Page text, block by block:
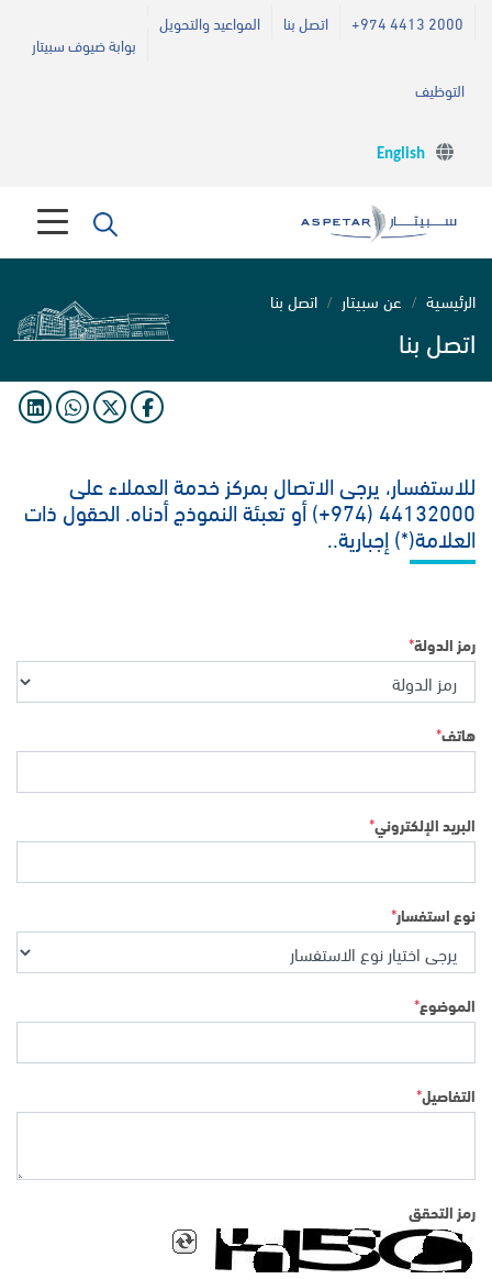
+974 4413 2000 اتصل بنا
المواعيد والتحويل
بوابة ضيوف سبيتار
التوظيف
English
الرئيسية عن سبيتار اتصل بنا
اتصل بنا
للاستفسار، يرجى الاتصال بمركز خدمة العملاء على
44132000 (974+) أو تعبئة النموذج أدناه. الحقول ذات
العلامة(*) إجبارية..
رمز الدولة*
هاتف*
البريد الإلكتروني*
نوع استفسار*
الموضوع*
التفاصيل*
رمز التحقق